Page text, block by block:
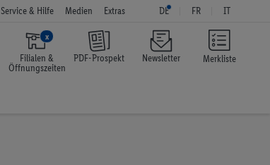
Merkliste
Service & Hilfe Medien Extras DE FR IT
x
Filialen &
Öffnungszeiten
PDF-Prospekt Newsletter